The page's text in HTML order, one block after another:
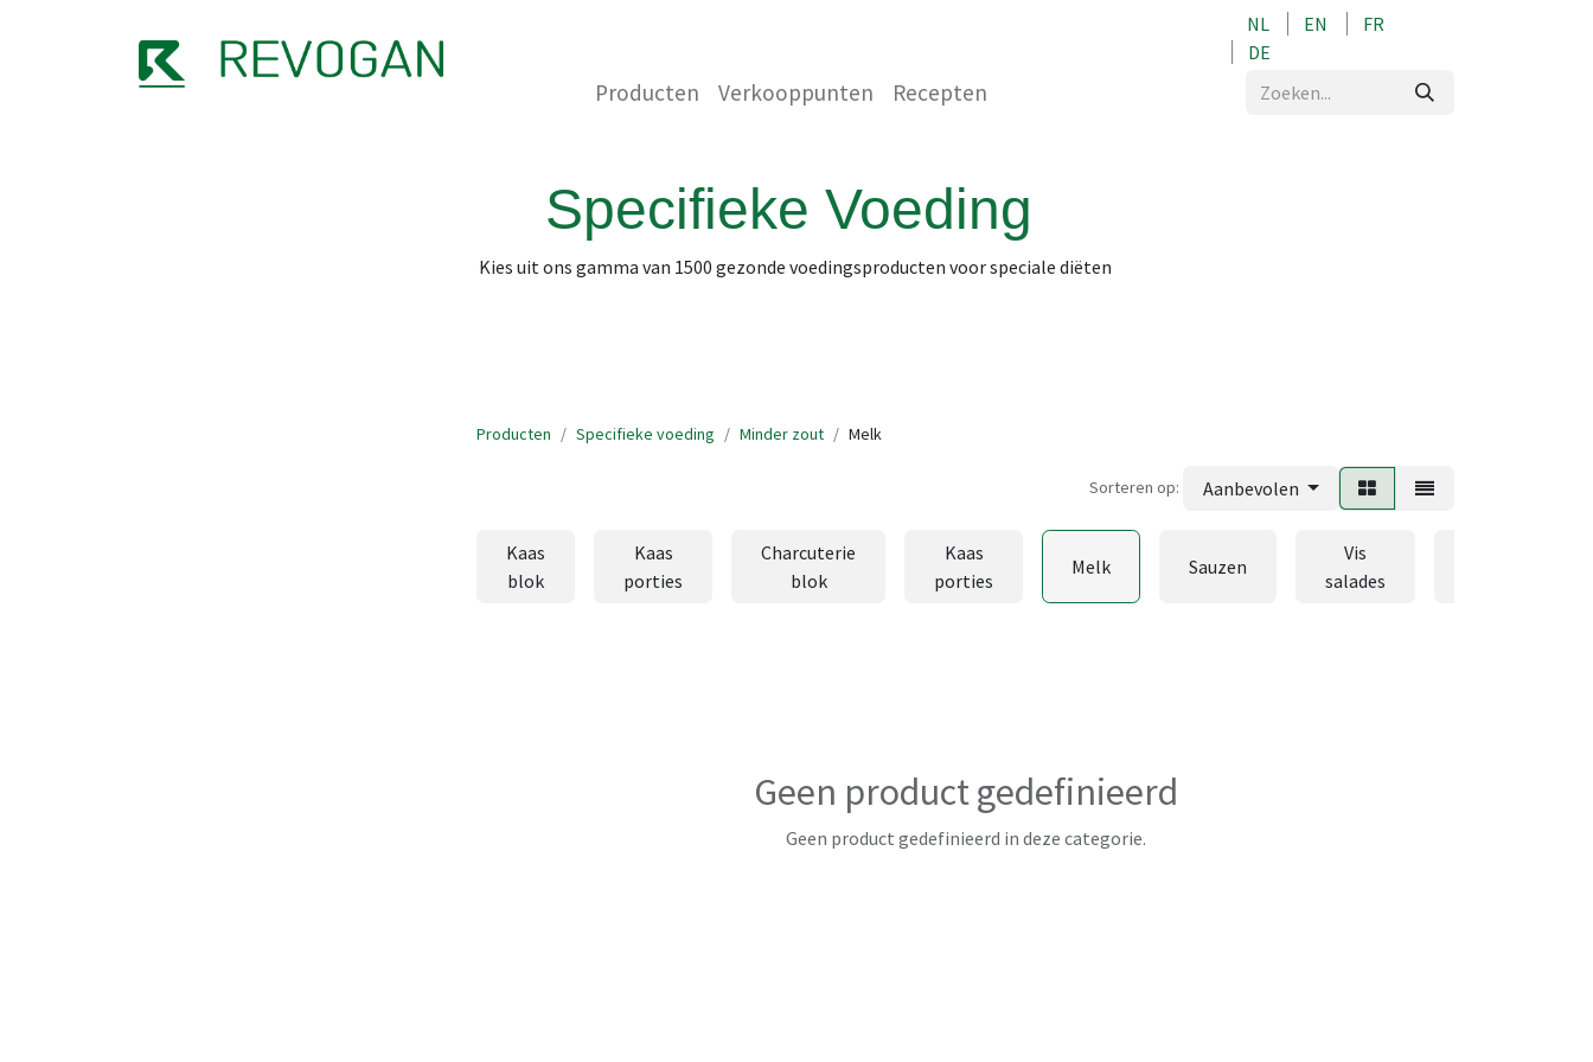
NL EN
FR
DE
Producten Verkooppunten Recepten
Specifieke Voeding
Kies uit ons gamma van 1500 gezonde voedingsproducten voor speciale diëten
Producten Specifieke voeding Minder zout Melk
Sorteren op: Aanbevolen
Kaas
blok
Kaas
porties
Charcuterie
blok
Kaas
porties
Melk Sauzen
Vis
salades
Geen product gedefinieerd
Geen product gedefinieerd in deze categorie.